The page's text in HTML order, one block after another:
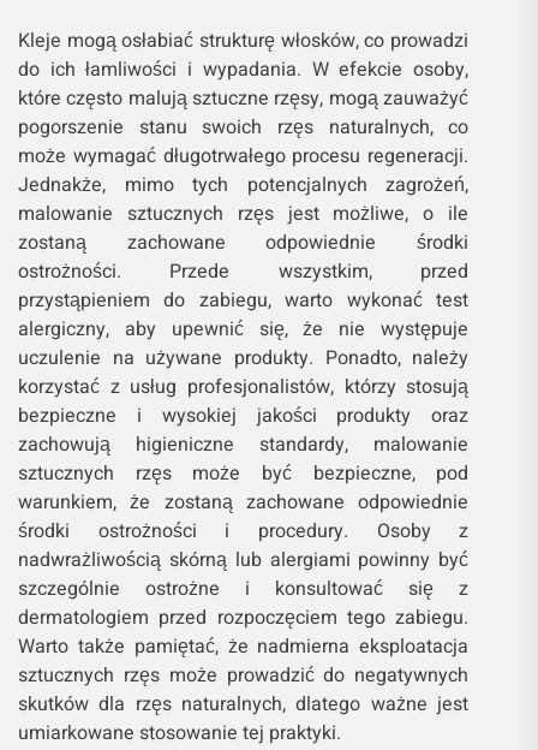
Kleje mogą osłabiać strukturę włosków, co prowadzi
do ich łamliwości i wypadania. W efekcie osoby,
które często malują sztuczne rzęsy, mogą zauważyć
pogorszenie stanu swoich rzęs naturalnych, co
może wymagać długotrwałego procesu regeneracji.
Jednakże, mimo tych potencjalnych zagrożeń,
malowanie sztucznych rzęs jest możliwe, o ile
zostaną zachowane odpowiednie środki
ostrożności. Przede wszystkim, przed
przystąpieniem do zabiegu, warto wykonać test
alergiczny, aby upewnić się, że nie występuje
uczulenie na używane produkty. Ponadto, należy
korzystać z usług profesjonalistów, którzy stosują
bezpieczne i wysokiej jakości produkty oraz
zachowują higieniczne standardy, malowanie
sztucznych rzęs może być bezpieczne, pod
warunkiem, że zostaną zachowane odpowiednie
środki ostrożności i procedury. Osoby z
nadwrażliwością skórną lub alergiami powinny być
szczególnie ostrożne i konsultować się z
dermatologiem przed rozpoczęciem tego zabiegu.
Warto także pamiętać, że nadmierna eksploatacja
sztucznych rzęs może prowadzić do negatywnych
skutków dla rzęs naturalnych, dlatego ważne jest
umiarkowane stosowanie tej praktyki.